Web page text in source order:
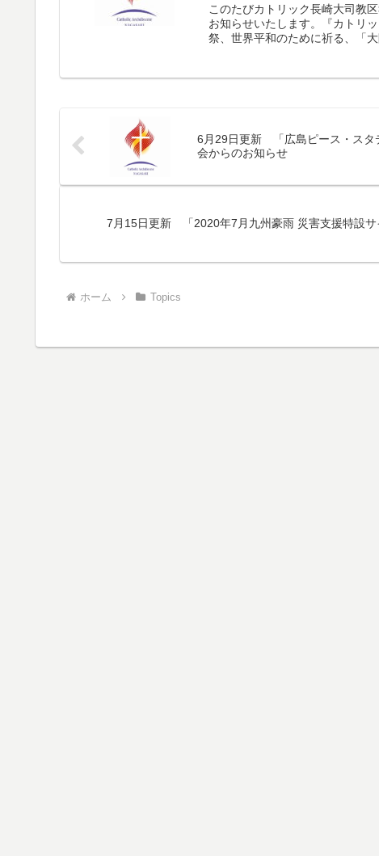
このたびカトリック長崎大司教
お知らせいたします。『カトリ
祭、世界平和のために祈る、「
6月29日更新 「広島ピース・スタ
会からのお知らせ
7月15日更新 「2020年7月九州豪雨 災害支援特設サ
ホーム Topics